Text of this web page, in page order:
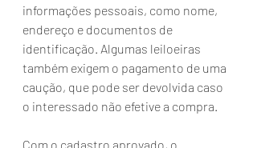
informações pessoais, como nome,
endereço e documentos de
identificação. Algumas leiloeiras
também exigem o pagamento de uma
caução, que pode ser devolvida caso
o interessado não efetive a compra.
Com o cadastro aprovado, o